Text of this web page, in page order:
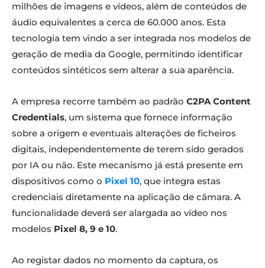
milhões de imagens e vídeos, além de conteúdos de
áudio equivalentes a cerca de 60.000 anos. Esta
tecnologia tem vindo a ser integrada nos modelos de
geração de media da Google, permitindo identificar
conteúdos sintéticos sem alterar a sua aparência.
A empresa recorre também ao padrão C2PA Content
Credentials, um sistema que fornece informação
sobre a origem e eventuais alterações de ficheiros
digitais, independentemente de terem sido gerados
por IA ou não. Este mecanismo já está presente em
dispositivos como o Pixel 10, que integra estas
credenciais diretamente na aplicação de câmara. A
funcionalidade deverá ser alargada ao vídeo nos
modelos Pixel 8, 9 e 10.
Ao registar dados no momento da captura, os